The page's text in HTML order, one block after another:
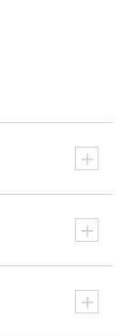
+
+
+